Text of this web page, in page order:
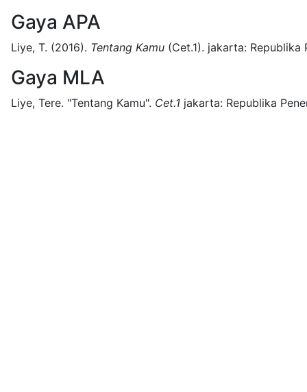
Gaya APA
Liye, T. (2016). Tentang Kamu (Cet.1). jakarta: Republika
Gaya MLA
Liye, Tere. "Tentang Kamu". Cet.1 jakarta: Republika